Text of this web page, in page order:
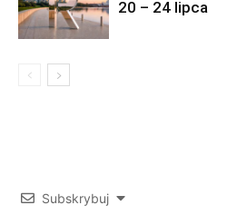
20 – 24 lipca
Subskrybuj